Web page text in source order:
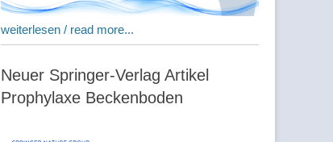
weiterlesen / read more...
Neuer Springer-Verlag Artikel
Prophylaxe Beckenboden